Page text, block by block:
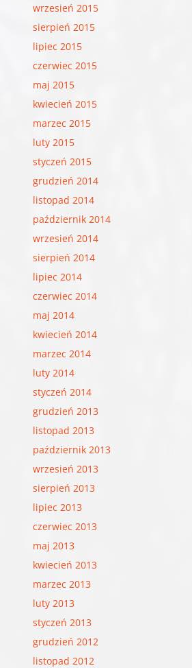
wrzesień 2015
sierpień 2015
lipiec 2015
czerwiec 2015
maj 2015
kwiecień 2015
marzec 2015
luty 2015
styczeń 2015
grudzień 2014
listopad 2014
październik 2014
wrzesień 2014
sierpień 2014
lipiec 2014
czerwiec 2014
maj 2014
kwiecień 2014
marzec 2014
luty 2014
styczeń 2014
grudzień 2013
listopad 2013
październik 2013
wrzesień 2013
sierpień 2013
lipiec 2013
czerwiec 2013
maj 2013
kwiecień 2013
marzec 2013
luty 2013
styczeń 2013
grudzień 2012
listopad 2012